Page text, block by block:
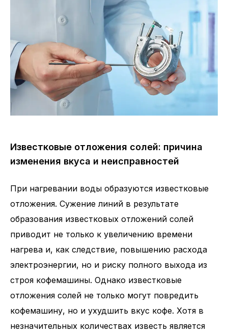
Известковые отложения солей: причина
изменения вкуса и неисправностей
При нагревании воды образуются известковые
отложения. Сужение линий в результате
образования известковых отложений солей
приводит не только к увеличению времени
нагрева и, как следствие, повышению расхода
электроэнергии, но и риску полного выхода из
строя кофемашины. Однако известковые
отложения солей не только могут повредить
кофемашину, но и ухудшить вкус кофе. Хотя в
незначительных количествах известь является